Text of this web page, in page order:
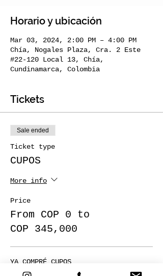
Horario y ubicación
Mar 03, 2024, 2:00 PM – 4:00 PM
Chía, Nogales Plaza, Cra. 2 Este
#22-120 Local 13, Chía,
Cundinamarca, Colombia
Tickets
Sale ended
Ticket type
CUPOS
More info
Price
From COP 0 to
COP 345,000
YA COMPRÉ CUPOS